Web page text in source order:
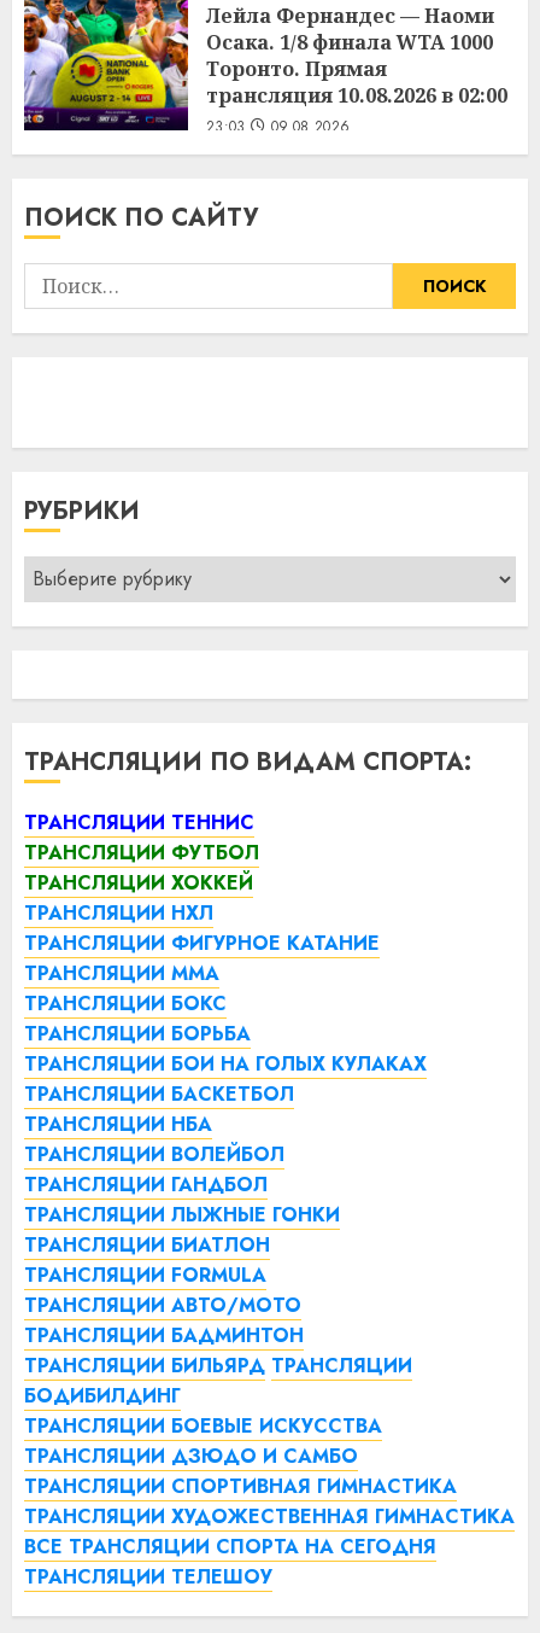
Лейла Фернандес — Наоми
Осака. 1/8 финала WTA 1000
Торонто. Прямая
трансляция 10.08.2026 в 02:00
23:03 09.08.2026
ПОИСК ПО САЙТУ
Найти:
РУБРИКИ
Рубрики
ТРАНСЛЯЦИИ ПО ВИДАМ СПОРТА:
ТРАНСЛЯЦИИ ТЕННИС
ТРАНСЛЯЦИИ ФУТБОЛ
ТРАНСЛЯЦИИ ХОККЕЙ
ТРАНСЛЯЦИИ НХЛ
ТРАНСЛЯЦИИ ФИГУРНОЕ КАТАНИЕ
ТРАНСЛЯЦИИ ММА
ТРАНСЛЯЦИИ БОКС
ТРАНСЛЯЦИИ БОРЬБА
ТРАНСЛЯЦИИ БОИ НА ГОЛЫХ КУЛАКАХ
ТРАНСЛЯЦИИ БАСКЕТБОЛ
ТРАНСЛЯЦИИ НБА
ТРАНСЛЯЦИИ ВОЛЕЙБОЛ
ТРАНСЛЯЦИИ ГАНДБОЛ
ТРАНСЛЯЦИИ ЛЫЖНЫЕ ГОНКИ
ТРАНСЛЯЦИИ БИАТЛОН
ТРАНСЛЯЦИИ FORMULA
ТРАНСЛЯЦИИ АВТО/МОТО
ТРАНСЛЯЦИИ БАДМИНТОН
ТРАНСЛЯЦИИ БИЛЬЯРД ТРАНСЛЯЦИИ
БОДИБИЛДИНГ
ТРАНСЛЯЦИИ БОЕВЫЕ ИСКУССТВА
ТРАНСЛЯЦИИ ДЗЮДО И САМБО
ТРАНСЛЯЦИИ СПОРТИВНАЯ ГИМНАСТИКА
ТРАНСЛЯЦИИ ХУДОЖЕСТВЕННАЯ ГИМНАСТИКА
ВСЕ ТРАНСЛЯЦИИ СПОРТА НА СЕГОДНЯ
ТРАНСЛЯЦИИ ТЕЛЕШОУ